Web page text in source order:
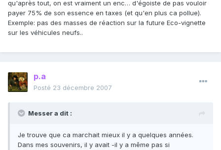
qu'après tout, on est vraiment un enc… d'égoiste de pas vouloir
payer 75% de son essence en taxes (et qu'en plus ca pollue).
Exemple: pas des masses de réaction sur la future Eco-vignette
sur les véhicules neufs..
p.a
Posté 23 décembre 2007
Messer a dit :
Je trouve que ca marchait mieux il y a quelques années.
Dans mes souvenirs, il y avait -il y a même pas si